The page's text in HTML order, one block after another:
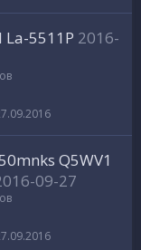
La-5511P 2016-
Q5WV1
09-27